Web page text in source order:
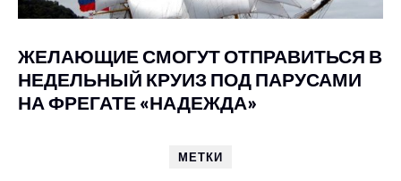
ЖЕЛАЮЩИЕ СМОГУТ ОТПРАВИТЬСЯ В
НЕДЕЛЬНЫЙ КРУИЗ ПОД ПАРУСАМИ
НА ФРЕГАТЕ «НАДЕЖДА»
МЕТКИ